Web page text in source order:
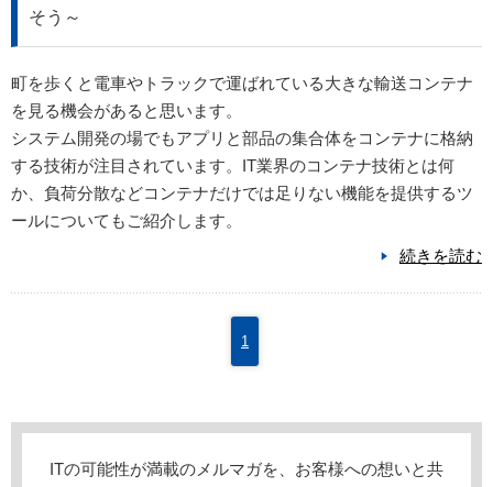
そう～
町を歩くと電車やトラックで運ばれている大きな輸送コンテナ
を見る機会があると思います。
システム開発の場でもアプリと部品の集合体をコンテナに格納
する技術が注目されています。IT業界のコンテナ技術とは何
か、負荷分散などコンテナだけでは足りない機能を提供するツ
ールについてもご紹介します。
続きを読む
1
ITの可能性が満載のメルマガを、お客様への想いと共